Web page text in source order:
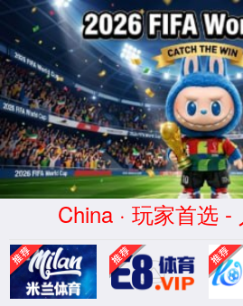
美加墨世界杯(mjm)
World Cup
服务器错误
404 - 找不到文件或目录。
您要查找的资源可能已被删除，已更改
XML 地图